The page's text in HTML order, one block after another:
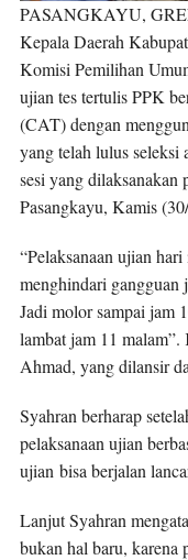
PASANGKAYU,
Kepala Daerah
Komisi Pemilihan
ujian tes tertulis PPK
(CAT) dengan
yang telah lulus seleksi
sesi yang dilaksanakan
Pasangkayu, Kamis
“Pelaksanaan ujian
menghindari gangguan
Jadi molor sampai jam
lambat jam 11
Ahmad, yang dilansir
Syahran berharap
pelaksanaan ujian
ujian bisa berjalan
Lanjut Syahran
bukan hal baru, karena